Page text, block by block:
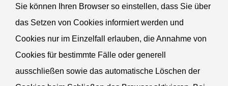
Sie können Ihren Browser so einstellen, dass Sie über
das Setzen von Cookies infor­miert werden und
Cookies nur im Einzelfall erlauben, die Annahme von
Cookies für bestimmte Fälle oder generell
ausschließen sowie das automa­tische Löschen der